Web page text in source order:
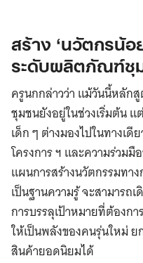
สร้าง ‘นวัตกรน้
ระดับผลิตภัณฑ์ชุ
ครูนกกล่าวว่า แม้วันนี้หลัก
ชุมชนยังอยู่ในช่วงเริ่มต้น แ
เด็ก ๆ ต่างมองไปในทางเ
โครงการ ฯ และความร่วม
แผนการสร้างนวัตกรรมท
เป็นฐานความรู้ จะสามารถ
การบรรลุเป้าหมายที่ต้องก
ให้เป็นพลังของคนรุ่นใหม่
สินค้ายอดนิยมได้